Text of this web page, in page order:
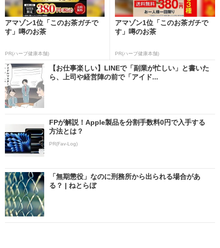
アマゾン1位「このお茶ガチで
す」噂のお茶
PR(ハーブ健康本舗)
アマゾン1位「このお茶ガチで
す」噂のお茶
PR(ハーブ健康本舗)
【お仕事楽しい】LINEで「副業が忙しい」と書いた
ら、上司や経営陣の前で「アイド...
FPが解説！Apple製品を分割手数料0円で入手する
方法とは？
PR(Fav-Log)
「無期懲役」なのに刑務所から出られる場合があ
る？ | ねとらぼ